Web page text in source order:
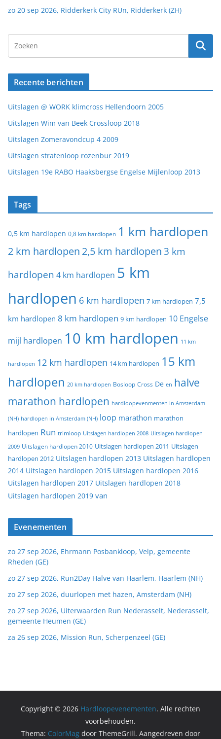
zo 20 sep 2026, Ridderkerk City RUn, Ridderkerk (ZH)
Recente berichten
Uitslagen @ WORK klimcross Hellendoorn 2005
Uitslagen Wim van Beek Crossloop 2018
Uitslagen Zomeravondcup 4 2009
Uitslagen stratenloop rozenbur 2019
Uitslagen 19e RABO Haaksbergse Engelse Mijlenloop 2013
Tags
0,5 km hardlopen 0,8 km hardlopen 1 km hardlopen
2 km hardlopen 2,5 km hardlopen 3 km
hardlopen 4 km hardlopen 5 km
hardlopen 6 km hardlopen 7 km hardlopen 7,5
km hardlopen 8 km hardlopen 9 km hardlopen 10 Engelse
mijl hardlopen 10 km hardlopen 11 km
hardlopen 12 km hardlopen 14 km hardlopen 15 km
hardlopen 20 km hardlopen Bosloop Cross De en halve
marathon hardlopen hardloopevenmenten in Amsterdam
(NH) hardlopen in Amsterdam (NH) loop marathon marathon
hardlopen Run trimloop Uitslagen hardlopen 2008 Uitslagen hardlopen
2009 Uitslagen hardlopen 2010 Uitslagen hardlopen 2011 Uitslagen
hardlopen 2012 Uitslagen hardlopen 2013 Uitslagen hardlopen
2014 Uitslagen hardlopen 2015 Uitslagen hardlopen 2016
Uitslagen hardlopen 2017 Uitslagen hardlopen 2018
Uitslagen hardlopen 2019 van
Evenementen
zo 27 sep 2026, Ehrmann Posbankloop, Velp, gemeente
Rheden (GE)
zo 27 sep 2026, Run2Day Halve van Haarlem, Haarlem (NH)
zo 27 sep 2026, duurlopen met hazen, Amsterdam (NH)
zo 27 sep 2026, Uiterwaarden Run Nederasselt, Nederasselt,
gemeente Heumen (GE)
za 26 sep 2026, Mission Run, Scherpenzeel (GE)
Copyright © 2026 Hardloopevenementen. Alle rechten
voorbehouden.
Thema: ColorMagdoor ThemeGrill. Aangedreven door